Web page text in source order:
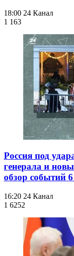
18:00 24 Канал
1 163
Россия под
генерала и
обзор событий 6
16:20 24 Канал
1 6252